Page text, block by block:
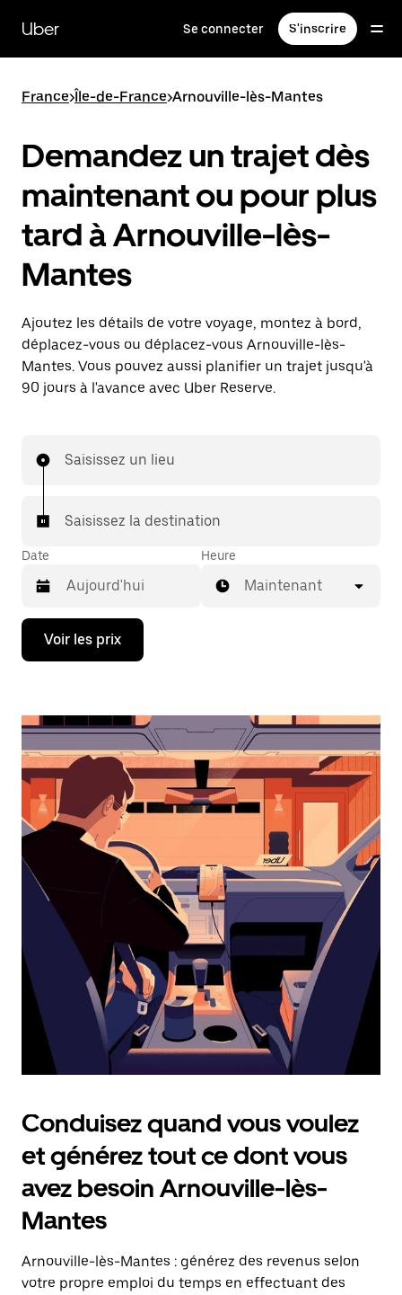
contenu
principal
Uber Se connecter S'inscrire
France>Île-de-France>Arnouville-lès-Mantes
Demandez un trajet dès
maintenant ou pour plus
tard à Arnouville-lès-
Mantes
Ajoutez les détails de votre voyage, montez à bord,
déplacez-vous ou déplacez-vous Arnouville-lès-
Mantes. Vous pouvez aussi planifier un trajet jusqu'à
90 jours à l'avance avec Uber Reserve.
Saisissez un lieu
Saisissez la destination
Date
Appuyez
la
bas
ouvrir
le
calendrier
sélectionner
une
date.
Appuyez
sur
touche
pour
fermer
le
calendrier.
Heure
Maintenant
Voir les prix
Conduisez quand vous voulez
et générez tout ce dont vous
avez besoin Arnouville-lès-
Mantes
Arnouville-lès-Mantes : générez des revenus selon
votre propre emploi du temps en effectuant des